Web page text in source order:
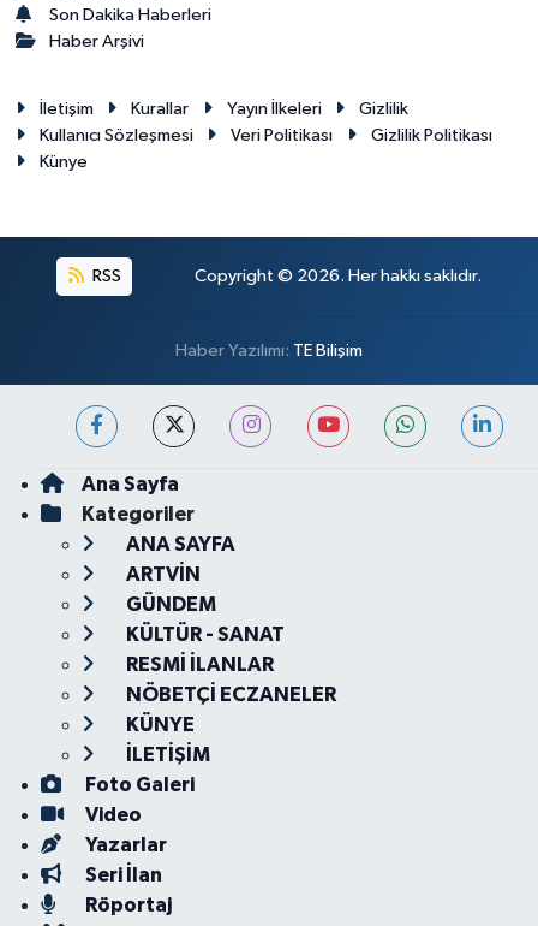
Son Dakika Haberleri
Haber Arşivi
İletişim Kurallar Yayın İlkeleri
Gizlilik
Kullanıcı Sözleşmesi
Veri Politikası
Gizlilik Politikası
Künye
RSS Copyright © 2026. Her hakkı saklıdır.
Haber Yazılımı: TE Bilişim
Ana Sayfa
Kategoriler
ANA SAYFA
ARTVİN
GÜNDEM
KÜLTÜR - SANAT
RESMİ İLANLAR
NÖBETÇİ ECZANELER
KÜNYE
İLETİŞİM
Foto Galeri
Video
Yazarlar
Seri İlan
Röportaj